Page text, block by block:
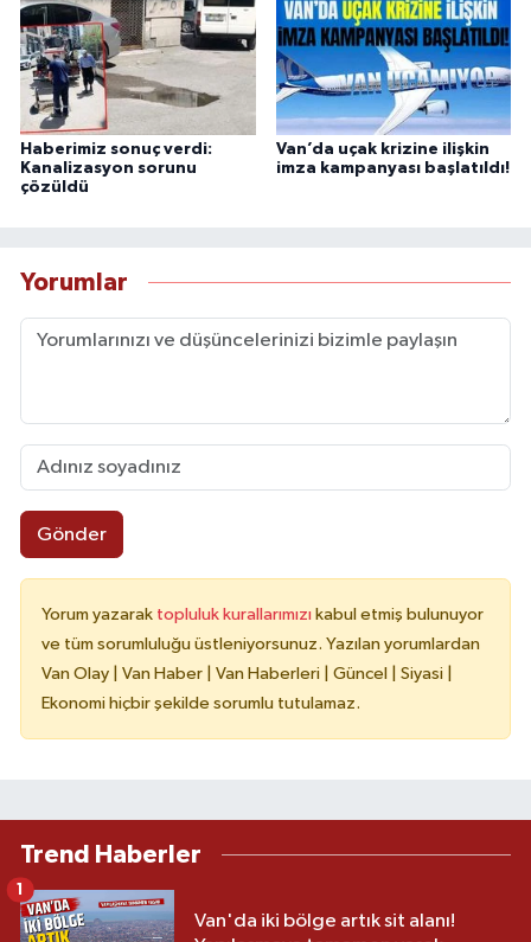
Haberimiz sonuç verdi:
Kanalizasyon sorunu
çözüldü
Van’da uçak krizine ilişkin
imza kampanyası başlatıldı!
Yorumlar
Gönder
Yorum yazarak topluluk kurallarımızı kabul etmiş bulunuyor
ve tüm sorumluluğu üstleniyorsunuz. Yazılan yorumlardan
Van Olay | Van Haber | Van Haberleri | Güncel | Siyasi |
Ekonomi hiçbir şekilde sorumlu tutulamaz.
Trend Haberler
Van'da iki bölge artık sit alanı!
1